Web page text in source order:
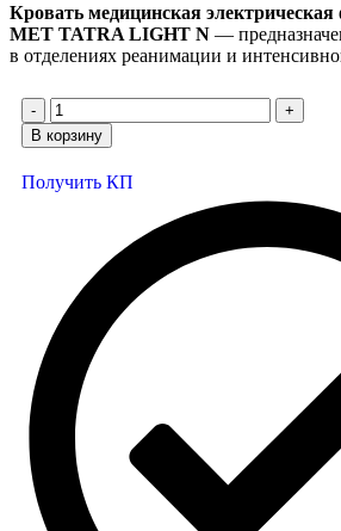
Кровать медицинская
MET TATRA LIGHT N —
в отделениях реанимации и
В корзину
Получить КП